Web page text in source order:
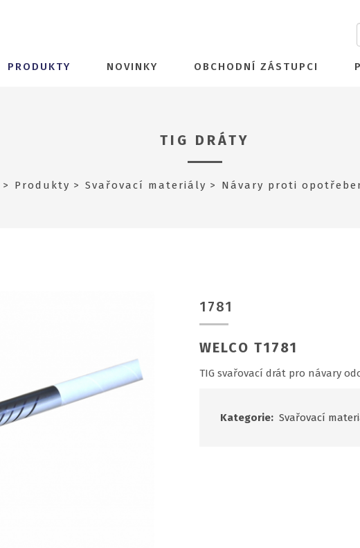
PRODUKTY NOVINKY OBCHODNÍ ZÁSTUPCI
TIG DRÁTY
Produkty Svařovací materiály Návary proti
1781
WELCO T1781
TIG svařovací drát pro návary
Kategorie: Svařovací